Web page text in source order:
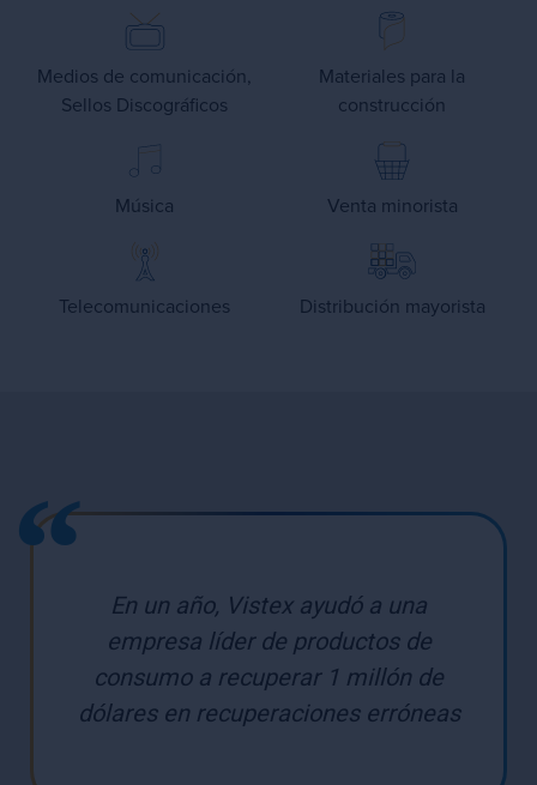
Medios de comunicación,
Sellos Discográficos
Materiales para la
construcción
Música Venta minorista
Telecomunicaciones Distribución mayorista
En un año, Vistex ayudó a una
empresa líder de productos de
consumo a recuperar 1 millón de
dólares en recuperaciones erróneas